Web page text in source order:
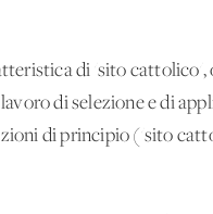
di 'sito cattolico',
di selezione e di
di principio ('sito